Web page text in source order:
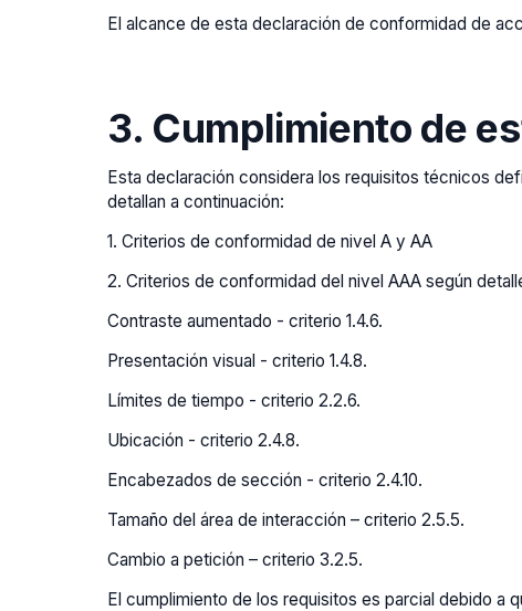
El alcance de esta declaración de conformidad de
3. Cumplimiento de
Esta declaración considera los requisitos técnicos
detallan a continuación:
1. Criterios de conformidad de nivel A y AA
2. Criterios de conformidad del nivel AAA según
Contraste aumentado - criterio 1.4.6.
Presentación visual - criterio 1.4.8.
Límites de tiempo - criterio 2.2.6.
Ubicación - criterio 2.4.8.
Encabezados de sección - criterio 2.4.10.
Tamaño del área de interacción – criterio 2.5.5.
Cambio a petición – criterio 3.2.5.
El cumplimiento de los requisitos es parcial debido a